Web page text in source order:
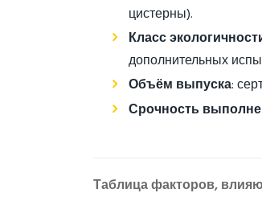
цистерны).
Класс
дополнительных
Объём выпуска:
Срочность
Таблица факторов,